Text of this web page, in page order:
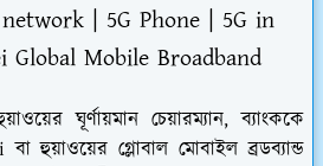
network | 5G Phone | 5G in
Global Mobile Broadband
ঘূর্ণায়মান চেয়ারম্যান, ব্যাংককে
হুয়াওয়ের গ্লোবাল মোবাইল ব্রডব্যান্ড